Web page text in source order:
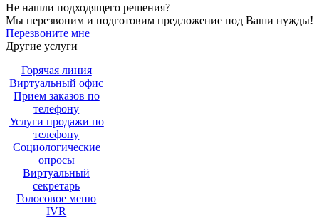
Не нашли подходящего решения?
Мы перезвоним и подготовим предложение под Ваши нужды!
Перезвоните мне
Другие услуги
Горячая линия
Виртуальный офис
Прием заказов по
телефону
Услуги продажи по
телефону
Социологические
опросы
Виртуальный
секретарь
Голосовое меню
IVR